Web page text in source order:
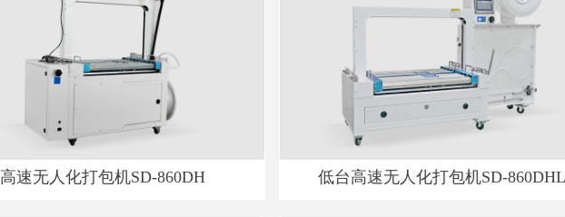
高速无人化打包机SD-860DH 低台高速无人化打包机SD-860DHL